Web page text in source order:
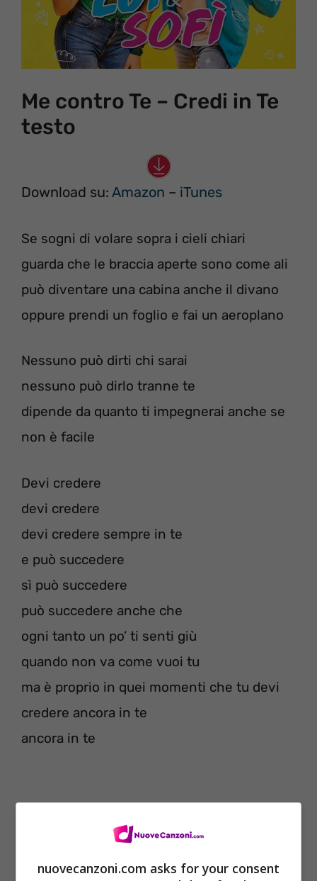
Me contro Te – Credi in Te
testo
Download su: Amazon – iTunes
Se sogni di volare sopra i cieli chiari
guarda che le braccia aperte sono come ali
può diventare una cabina anche il divano
oppure prendi un foglio e fai un aeroplano
Nessuno può dirti chi sarai
nessuno può dirlo tranne te
dipende da quanto ti impegnerai anche se
non è facile
Devi credere
devi credere
devi credere sempre in te
e può succedere
sì può succedere
può succedere anche che
ogni tanto un po’ ti senti giù
quando non va come vuoi tu
ma è proprio in quei momenti che tu devi
credere ancora in te
ancora in te
nuovecanzoni.com asks for your consent